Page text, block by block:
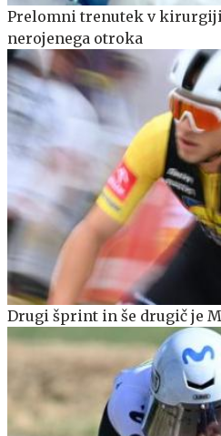
Prelomni trenutek v
nerojenega otroka
Drugi šprint in še drugič je